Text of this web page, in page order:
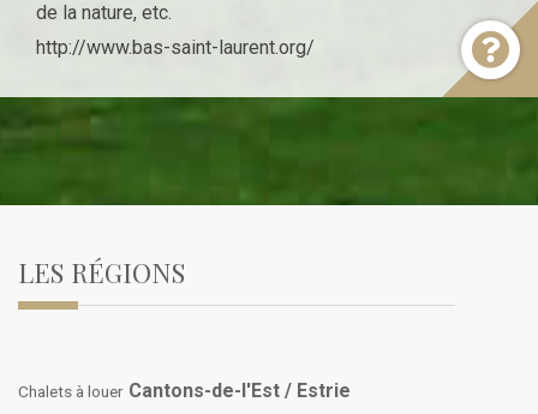
de la nature, etc.
http://www.bas-saint-laurent.org/
LES RÉGIONS
Chalets à louer Cantons-de-l'Est / Estrie